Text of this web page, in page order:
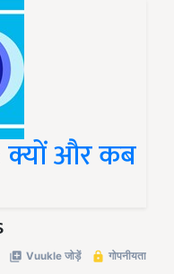
क्यों और कब